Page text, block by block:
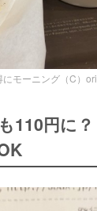
モーニング（C）
110円に